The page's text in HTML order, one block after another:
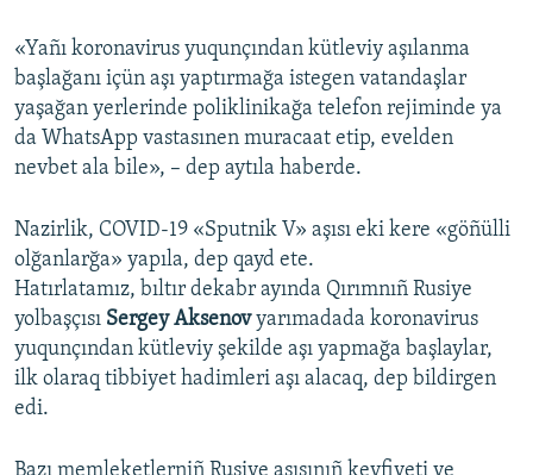
«Yañı koronavirus yuqunçından kütleviy aşılanma
başlağanı içün aşı yaptırmağa istegen vatandaşlar
yaşağan yerlerinde poliklinikağa telefon rejiminde ya
da WhatsApp vastasınen muracaat etip, evelden
nevbet ala bile», – dep aytıla haberde.
Nazirlik, COVID-19 «Sputnik V» aşısı eki kere «göñülli
olğanlarğa» yapıla, dep qayd ete.
Hatırlatamız, bıltır dekabr ayında Qırımnıñ Rusiye
yolbaşçısı Sergey Aksenovyarımadada koronavirus
yuqunçından kütleviy şekilde aşı yapmağa başlaylar,
ilk olaraq tibbiyet hadimleri aşı alacaq, dep bildirgen
edi.